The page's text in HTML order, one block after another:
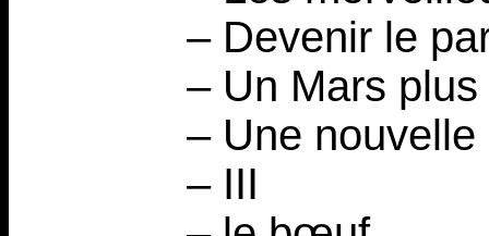
– Devenir le
– Un Mars
– Une nouvelle
– III